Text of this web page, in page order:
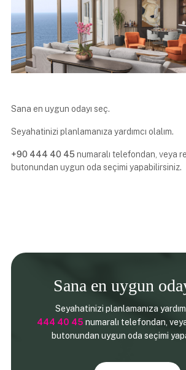
Sana en uygun odayı seç.
Seyahatinizi planlamanıza yardımcı olalım.
+90 444 40 45 numaralı telefondan, veya
butonundan uygun oda seçimi yapabilirsiniz.
Sana en uygun
Seyahatinizi planlamanıza
444 40 45 numaralı telefondan,
butonundan uygun oda seçimi